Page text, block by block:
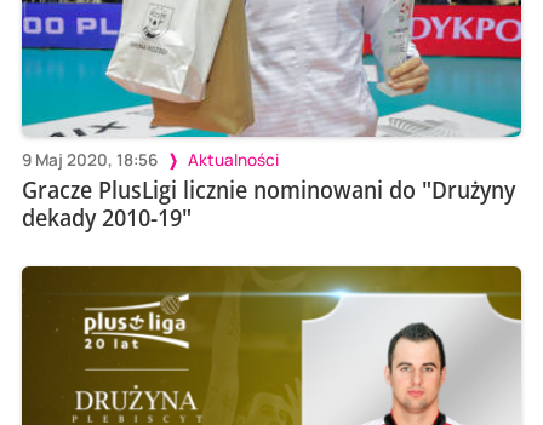
9 Maj 2020, 18:56 Aktualności
Gracze PlusLigi licznie nominowani do "Drużyny
dekady 2010-19"